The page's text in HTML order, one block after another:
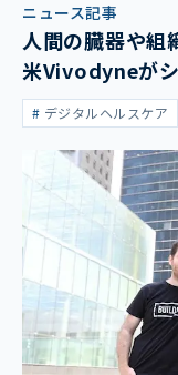
ニュース記事
人間の臓器や組
米Vivodyneが
の高い創薬・治
デジタルヘルスケア